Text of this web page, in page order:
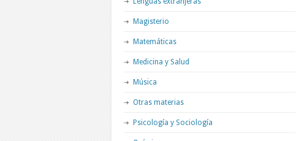
Magisterio
Matemáticas
Medicina y Salud
Música
Otras materias
Psicología y Sociología